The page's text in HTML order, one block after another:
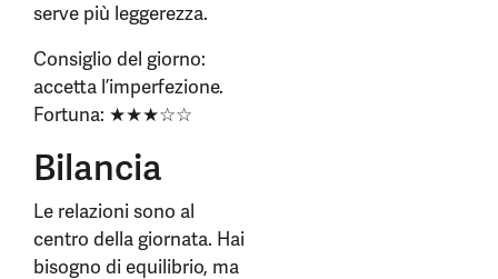
serve più leggerezza.
Consiglio del giorno:
accetta l’imperfezione.
Fortuna: ★★★☆☆
Bilancia
Le relazioni sono al
centro della giornata. Hai
bisogno di equilibrio, ma